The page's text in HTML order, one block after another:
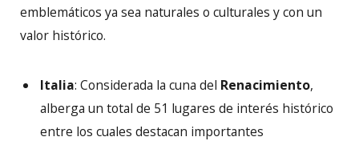
emblemáticos ya sea naturales o culturales y con un
valor histórico.
Italia: Considerada la cuna del Renacimiento,
alberga un total de 51 lugares de interés histórico
entre los cuales destacan importantes